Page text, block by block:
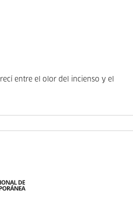
entre el olor del incienso y el